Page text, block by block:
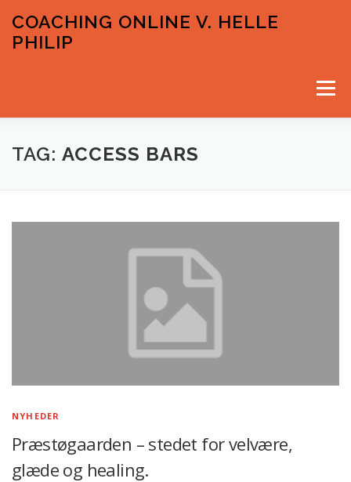
indhold
COACHING ONLINE V. HELLE
PHILIP
Menu
VELKOMMEN PRISER OG GRATIS INPUTS
TAG: ACCESS BARS
NYHEDER
Præstøgaarden – stedet for velvære,
glæde og healing.